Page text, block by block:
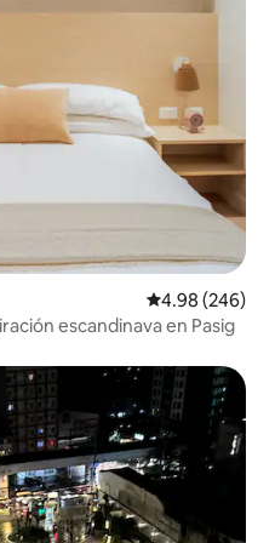
Calificación
4.98 (246)
escandinava en Pasig